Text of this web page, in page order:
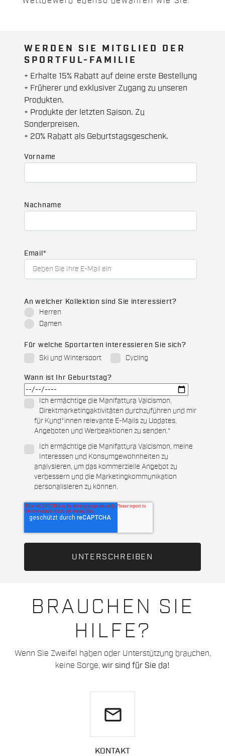
BRAUCHEN SIE
HILFE?
Wenn Sie Zweifel haben oder Unterstützung brauchen,
keine Sorge, wir sind für Sie da!
email
KONTAKT
WERDEN SIE MITGLIED DER
SPORTFUL-FAMILIE
+ Erhalte 15% Rabatt auf deine erste Bestellung
+ Früherer und exklusiver Zugang zu unseren
Produkten.
+ Produkte der letzten Saison. Zu
Sonderpreisen.
+ 20% Rabatt als Geburtstagsgeschenk.
Vorname
Nachname
Email *
An welcher Kollektion sind Sie interessiert?
Herren
Damen
Für welche Sportarten interessieren Sie sich?
Ski und Wintersport
Cycling
Wann ist Ihr Geburtstag?
Ich ermächtige die Manifattura Valcismon,
Direktmarketingaktivitäten durchzuführen und mir
für Kund*innen relevante E-Mails zu Updates,
Angeboten und Werbeaktionen zu senden.*
Ich ermächtige die Manifattura Valcismon, meine
Interessen und Konsumgewohnheiten zu
analysieren, um das kommerzielle Angebot zu
verbessern und die Marketingkommunikation
personalisieren zu können.